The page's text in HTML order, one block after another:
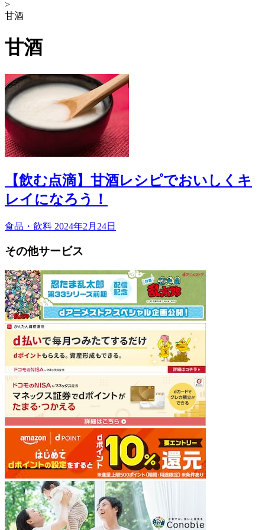
>
甘酒
甘酒
【飲む点滴】甘酒レシピでおいしくキ
レイになろう！
食品・飲料 2024年2月24日
その他サービス